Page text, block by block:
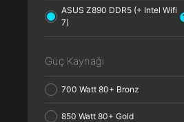
ASUS Z890 DDR5 (+ Intel Wifi
7)
Güç Kaynağı
700 Watt 80+ Bronz
850 Watt 80+ Gold